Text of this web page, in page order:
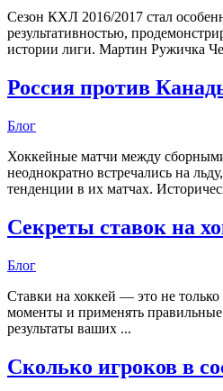
Сезон КХЛ 2016/2017 стал
результативностью,
истории лиги. Мартин Ружичка
Россия против
Блог
Хоккейные матчи между
неоднократно встречались на
тенденции в их матчах.
Секреты ставок на
Блог
Ставки на хоккей — это не
моменты и применять правильные
результаты ваших ...
Сколько игроков в